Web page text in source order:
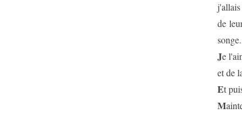
de
songe.
Je
et de
Et
M